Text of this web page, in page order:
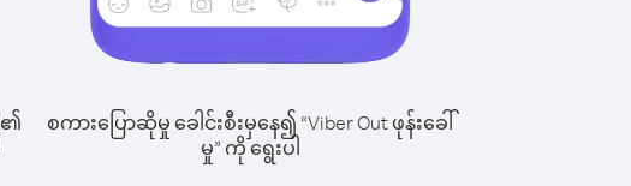
၏
စကားပြောဆိုမှု ခေါင်းစီးမှနေ၍ “Viber Out ဖုန်းခေါ်
မှု” ကို ရွေးပါ